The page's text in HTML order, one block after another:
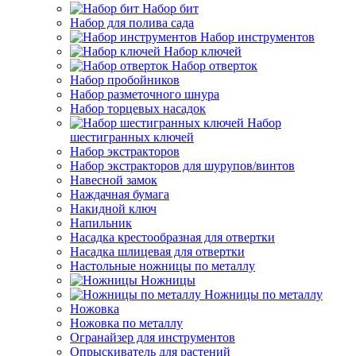
Набор бит
Набор для полива сада
Набор инструментов
Набор ключей
Набор отверток
Набор пробойников
Набор разметочного шнура
Набор торцевых насадок
Набор
шестигранных ключей
Набор экстракторов
Набор экстракторов для шурупов/винтов
Навесной замок
Наждачная бумага
Накидной ключ
Напильник
Насадка крестообразная для отвертки
Насадка шлицевая для отвертки
Настольные ножницы по металлу
Ножницы
Ножницы по металлу
Ножовка
Ножовка по металлу
Огранайзер для инструментов
Опрыскиватель для растений